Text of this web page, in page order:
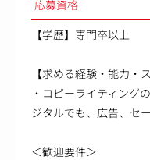
応募資格
【学歴】専門卒以上
【求める経験・能力・
・コピーライティング
ジタルでも、広告、セ
＜歓迎要件＞